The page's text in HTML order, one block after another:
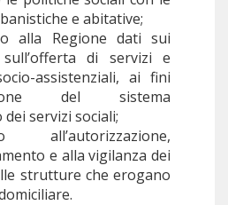
e abitative;
alla Regione dati sui
di servizi e
assistenziali, ai fini
del sistema
servizi sociali;
all’autorizzazione,
e alla vigilanza dei
strutture che erogano